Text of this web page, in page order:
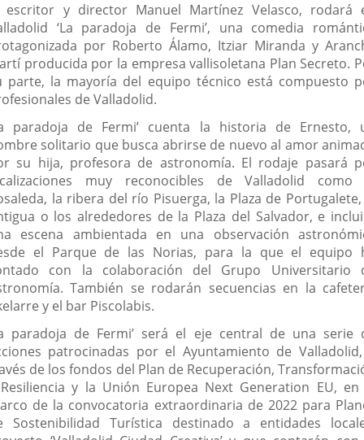
escritor y director Manuel Martínez Velasco, rodará
‘La paradoja de Fermi’, una comedia
por Roberto Álamo, Itziar Miranda y
producida por la empresa vallisoletana Plan Secreto.
parte, la mayoría del equipo técnico está compuesto
de Valladolid.
paradoja de Fermi’ cuenta la historia de Ernesto,
solitario que busca abrirse de nuevo al amor
su hija, profesora de astronomía. El rodaje pasará
muy reconocibles de Valladolid como
la ribera del río Pisuerga, la Plaza de
o los alrededores de la Plaza del Salvador, e
escena ambientada en una observación
el Parque de las Norias, para la que el equipo
con la colaboración del Grupo Universitario
También se rodarán secuencias en la
y el bar Piscolabis.
paradoja de Fermi’ será el eje central de una serie
patrocinadas por el Ayuntamiento de
de los fondos del Plan de Recuperación,
y la Unión Europea Next Generation EU, en
de la convocatoria extraordinaria de 2022 para
Sostenibilidad Turística destinado a entidades